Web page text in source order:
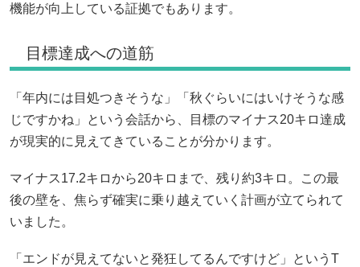
機能が向上している証拠でもあります。
目標達成への道筋
「年内には目処つきそうな」「秋ぐらいにはいけそうな感
じですかね」という会話から、目標のマイナス20キロ達成
が現実的に見えてきていることが分かります。
マイナス17.2キロから20キロまで、残り約3キロ。この最
後の壁を、焦らず確実に乗り越えていく計画が立てられて
いました。
「エンドが見えてないと発狂してるんですけど」というT